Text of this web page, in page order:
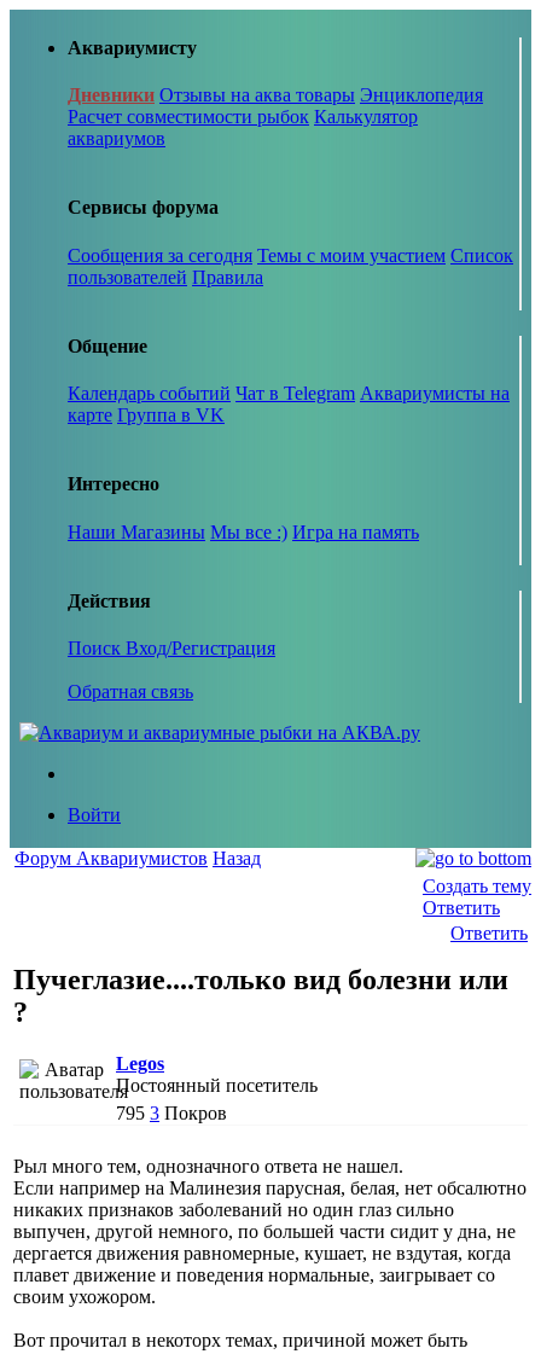
Аквариумисту
Дневники Отзывы на аква товары Энциклопедия
Расчет совместимости рыбок Калькулятор
аквариумов
Сервисы форума
Сообщения за сегодня Темы с моим участием Список
пользователей Правила
Общение
Календарь событий Чат в Telegram Аквариумисты на
карте Группа в VK
Интересно
Наши Магазины Мы все :) Игра на память
Действия
Поиск Вход/Регистрация
Обратная связь
Войти
Форум Аквариумистов Назад
Создать тему
Ответить
Ответить
Пучеглазие....только вид болезни или
?
Legos
Постоянный посетитель
795 3 Покров
Рыл много тем, однозначного ответа не нашел.
Если например на Малинезия парусная, белая, нет обсалютно
никаких признаков заболеваний но один глаз сильно
выпучен, другой немного, по большей части сидит у дна, не
дергается движения равномерные, кушает, не вздутая, когда
плавет движение и поведения нормальные, заигрывает со
своим ухожором.
Вот прочитал в некоторх темах, причиной может быть